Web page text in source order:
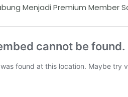
Menjadi Premium Member